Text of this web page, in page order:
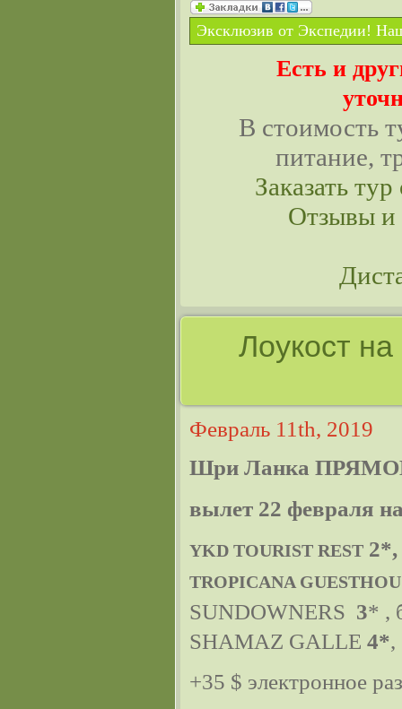
Эксклюзив от Экспедии!
Есть и
В стоимость
питание,
Заказать
Отзывы и
Лоукост
Февраль 11th, 2019
Шри Ланка
вылет 22 февраля
YKD TOURIST REST 2*,
TROPICANA
SUNDOWNERS 3* ,
SHAMAZ GALLE 4*,
+35 $ электронное